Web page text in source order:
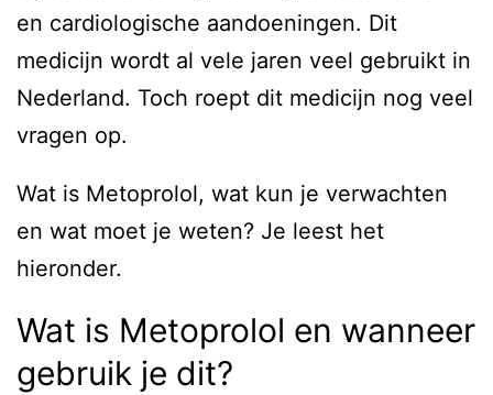
en cardiologische aandoeningen. Dit
medicijn wordt al vele jaren veel gebruikt in
Nederland. Toch roept dit medicijn nog veel
vragen op.
Wat is Metoprolol, wat kun je verwachten
en wat moet je weten? Je leest het
hieronder.
Wat is Metoprolol en wanneer
gebruik je dit?